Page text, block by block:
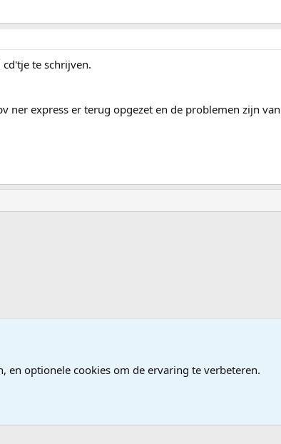
te schrijven.
ner express er terug opgezet en de problemen zijn
en optionele cookies om de ervaring te verbeteren.